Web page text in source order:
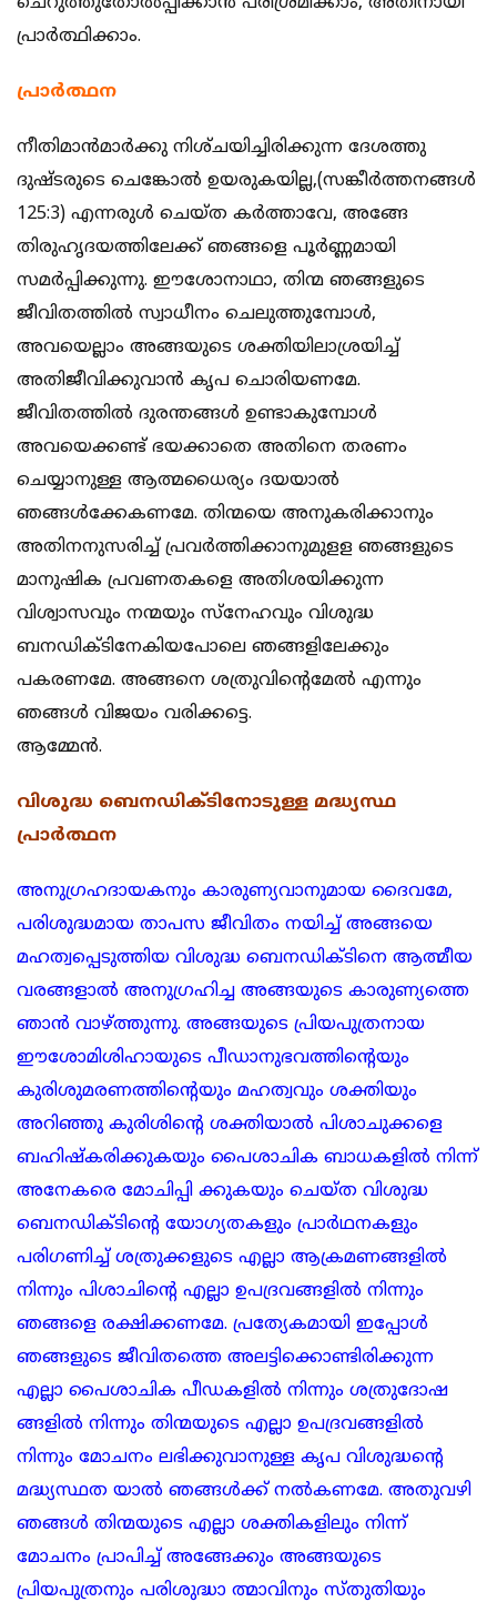
പ്രാർത്ഥിക്കാം.
പ്രാർത്ഥന
നീതിമാന്‍മാര്‍ക്കു നിശ്‌ചയിച്ചിരിക്കുന്ന ദേശത്തു
ദുഷ്‌ടരുടെ ചെങ്കോല്‍ ഉയരുകയില്ല,(സങ്കീര്‍ത്തനങ്ങള്‍
125:3) എന്നരുൾ ചെയ്ത കർത്താവേ, അങ്ങേ
തിരുഹൃദയത്തിലേക്ക് ഞങ്ങളെ പൂർണ്ണമായി
സമർപ്പിക്കുന്നു. ഈശോനാഥാ, തിന്മ ഞങ്ങളുടെ
ജീവിതത്തിൽ സ്വാധീനം ചെലുത്തുമ്പോൾ,
അവയെല്ലാം അങ്ങയുടെ ശക്തിയിലാശ്രയിച്ച്
അതിജീവിക്കുവാൻ കൃപ ചൊരിയണമേ.
ജീവിതത്തിൽ ദുരന്തങ്ങൾ ഉണ്ടാകുമ്പോൾ
അവയെക്കണ്ട് ഭയക്കാതെ അതിനെ തരണം
ചെയ്യാനുള്ള ആത്മധൈര്യം ദയയാൽ
ഞങ്ങൾക്കേകണമേ. തിന്മയെ അനുകരിക്കാനും
അതിനനുസരിച്ച് പ്രവർത്തിക്കാനുമുളള ഞങ്ങളുടെ
മാനുഷിക പ്രവണതകളെ അതിശയിക്കുന്ന
വിശ്വാസവും നന്മയും സ്നേഹവും വിശുദ്ധ
ബനഡിക്ടിനേകിയപോലെ ഞങ്ങളിലേക്കും
പകരണമേ. അങ്ങനെ ശത്രുവിന്റെമേൽ എന്നും
ഞങ്ങൾ വിജയം വരിക്കട്ടെ.
ആമ്മേൻ.
വിശുദ്ധ ബെനഡിക്ടിനോടുള്ള മദ്ധ്യസ്ഥ
പ്രാർത്ഥന
അനുഗ്രഹദായകനും കാരുണ്യവാനുമായ ദൈവമേ,
പരിശുദ്ധമായ താപസ ജീവിതം നയിച്ച് അങ്ങയെ
മഹത്വപ്പെടുത്തിയ വിശുദ്ധ ബെനഡിക്ടിനെ ആത്മീയ
വരങ്ങളാൽ അനുഗ്രഹിച്ച അങ്ങയുടെ കാരുണ്യത്തെ
ഞാൻ വാഴ്ത്തുന്നു. അങ്ങയുടെ പ്രിയപുത്രനായ
ഈശോമിശിഹായുടെ പീഡാനുഭവത്തിന്റെയും
കുരിശുമരണത്തിന്റെയും മഹത്വവും ശക്തിയും
അറിഞ്ഞു കുരിശിന്റെ ശക്തിയാൽ പിശാചുക്കളെ
ബഹിഷ്കരിക്കുകയും പൈശാചിക ബാധകളിൽ നിന്ന്
അനേകരെ മോചിപ്പി ക്കുകയും ചെയ്ത വിശുദ്ധ
ബെനഡിക്ടിന്റെ യോഗ്യതകളും പ്രാർഥനകളും
പരിഗണിച്ച് ശത്രുക്കളുടെ എല്ലാ ആക്രമണങ്ങളിൽ
നിന്നും പിശാചിന്റെ എല്ലാ ഉപദ്രവങ്ങളിൽ നിന്നും
ഞങ്ങളെ രക്ഷിക്കണമേ. പ്രത്യേകമായി ഇപ്പോൾ
ഞങ്ങളുടെ ജീവിതത്തെ അലട്ടിക്കൊണ്ടിരിക്കുന്ന
എല്ലാ പൈശാചിക പീഡകളിൽ നിന്നും ശത്രുദോഷ
ങ്ങളിൽ നിന്നും തിന്മയുടെ എല്ലാ ഉപദ്രവങ്ങളിൽ
നിന്നും മോചനം ലഭിക്കുവാനുള്ള കൃപ വിശുദ്ധന്റെ
മദ്ധ്യസ്ഥത യാൽ ഞങ്ങൾക്ക് നൽകണമേ. അതുവഴി
ഞങ്ങൾ തിന്മയുടെ എല്ലാ ശക്തികളിലും നിന്ന്
മോചനം പ്രാപിച്ച്‌ അങ്ങേക്കും അങ്ങയുടെ
പ്രിയപുത്രനും പരിശുദ്ധാ ത്മാവിനും സ്തുതിയും